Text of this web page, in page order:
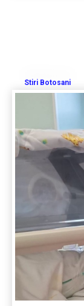
Stiri Botosani